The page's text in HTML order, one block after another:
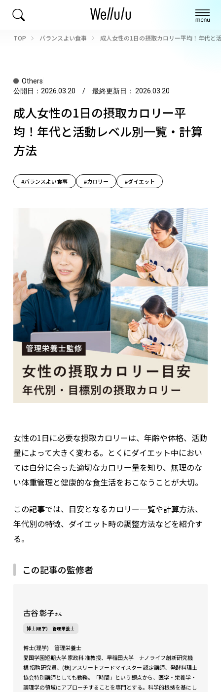
TOP バランスよい食事 成人女性の1日の摂取カロリー平均！年代と
Others
公開日： 2026.03.20 / 最終更新日： 2026.03.20
成人女性の1日の摂取カロリー平
均！年代と活動レベル別一覧・計算
方法
#バランスよい食事 #カロリー #ダイエット
女性の1日に必要な摂取カロリーは、年齢や体格、活動
量によって大きく変わる。とくにダイエット中におい
ては自分に合った適切なカロリー量を知り、無理のな
い体重管理と健康的な食生活をおこなうことが大切。
この記事では、目安となるカロリー一覧や計算方法、
年代別の特徴、ダイエット時の調整方法などを紹介す
る。
この記事の監修者
古谷 彰子さん
博士(理学) 管理栄養士
博士(理学) 管理栄養士
愛国学園短期大学 家政科 准教授、早稲田大学 ナノライフ創新研究機
構 招聘研究員、(株)アスリートフードマイスター 認定講師、発酵料理士
協会特別講師としても勤務。「時間」という観点から、医学・栄養学・
調理学の領域にアプローチすることを専門とする。科学的根拠を基にし